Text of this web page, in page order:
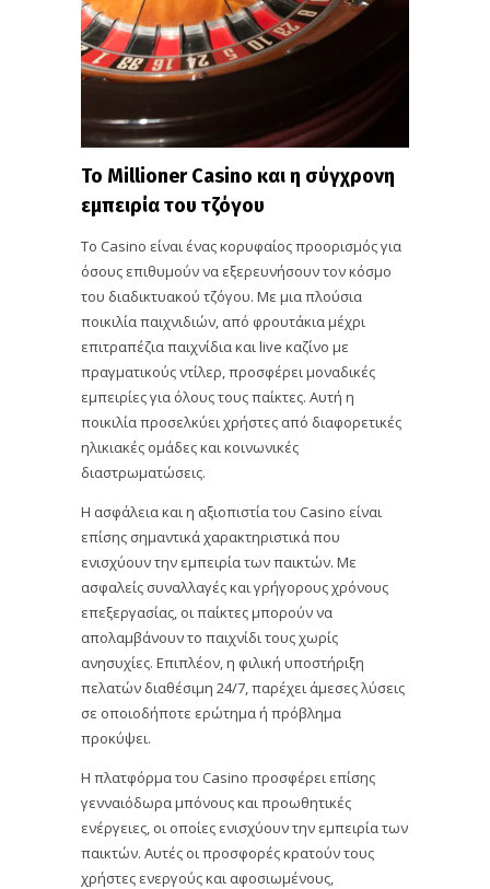
Το Millioner Casino και η σύγχρονη
εμπειρία του τζόγου
Το Casino είναι ένας κορυφαίος προορισμός για
όσους επιθυμούν να εξερευνήσουν τον κόσμο
του διαδικτυακού τζόγου. Με μια πλούσια
ποικιλία παιχνιδιών, από φρουτάκια μέχρι
επιτραπέζια παιχνίδια και live καζίνο με
πραγματικούς ντίλερ, προσφέρει μοναδικές
εμπειρίες για όλους τους παίκτες. Αυτή η
ποικιλία προσελκύει χρήστες από διαφορετικές
ηλικιακές ομάδες και κοινωνικές
διαστρωματώσεις.
Η ασφάλεια και η αξιοπιστία του Casino είναι
επίσης σημαντικά χαρακτηριστικά που
ενισχύουν την εμπειρία των παικτών. Με
ασφαλείς συναλλαγές και γρήγορους χρόνους
επεξεργασίας, οι παίκτες μπορούν να
απολαμβάνουν το παιχνίδι τους χωρίς
ανησυχίες. Επιπλέον, η φιλική υποστήριξη
πελατών διαθέσιμη 24/7, παρέχει άμεσες λύσεις
σε οποιοδήποτε ερώτημα ή πρόβλημα
προκύψει.
Η πλατφόρμα του Casino προσφέρει επίσης
γενναιόδωρα μπόνους και προωθητικές
ενέργειες, οι οποίες ενισχύουν την εμπειρία των
παικτών. Αυτές οι προσφορές κρατούν τους
χρήστες ενεργούς και αφοσιωμένους,